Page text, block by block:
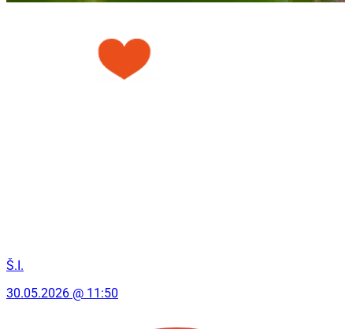
Š.I.
30.05.2026 @ 11:50